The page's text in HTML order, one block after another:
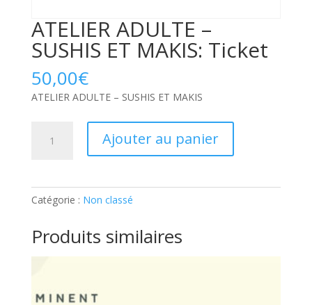
ATELIER ADULTE –
SUSHIS ET MAKIS: Ticket
50,00€
ATELIER ADULTE – SUSHIS ET MAKIS
SUSHIS
MAKIS:
Ticket
Ajouter au panier
Catégorie : Non classé
Produits similaires